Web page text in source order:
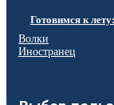
Готовимся к
Волки
Иностранец